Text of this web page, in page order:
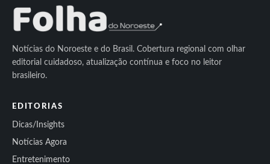
Notícias do Noroeste e do Brasil. Cobertura regional com olhar
editorial cuidadoso, atualização contínua e foco no leitor
brasileiro.
EDITORIAS
Dicas/Insights
Notícias Agora
Entretenimento